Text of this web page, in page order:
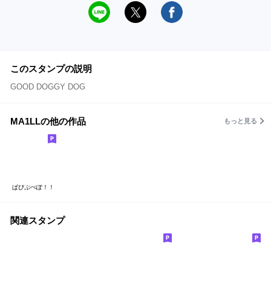
このスタンプの説明
GOOD DOGGY DOG
MA1LLの他の作品 もっと見る
ぱぴぷぺぽ！！
関連スタンプ